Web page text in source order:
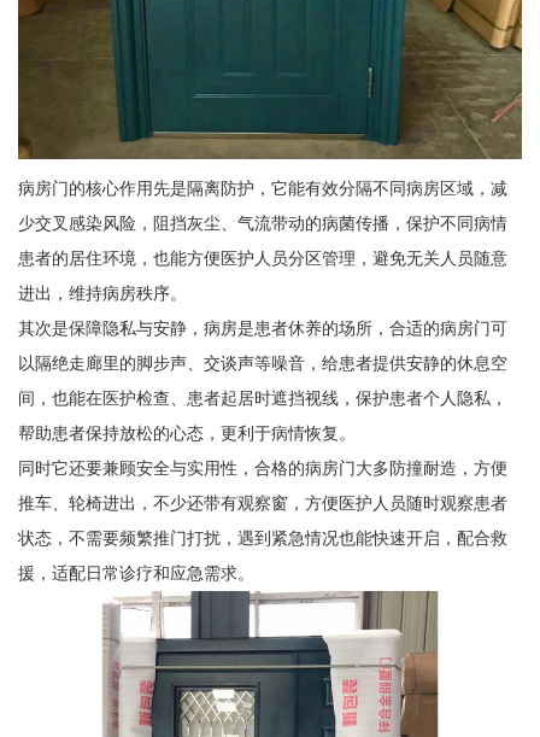
病房门的核心作用先是隔离防护，它能有效分隔不同病房区域，减
少交叉感染风险，阻挡灰尘、气流带动的病菌传播，保护不同病情
患者的居住环境，也能方便医护人员分区管理，避免无关人员随意
进出，维持病房秩序。
其次是保障隐私与安静，病房是患者休养的场所，合适的病房门可
以隔绝走廊里的脚步声、交谈声等噪音，给患者提供安静的休息空
间，也能在医护检查、患者起居时遮挡视线，保护患者个人隐私，
帮助患者保持放松的心态，更利于病情恢复。
同时它还要兼顾安全与实用性，合格的病房门大多防撞耐造，方便
推车、轮椅进出，不少还带有观察窗，方便医护人员随时观察患者
状态，不需要频繁推门打扰，遇到紧急情况也能快速开启，配合救
援，适配日常诊疗和应急需求。